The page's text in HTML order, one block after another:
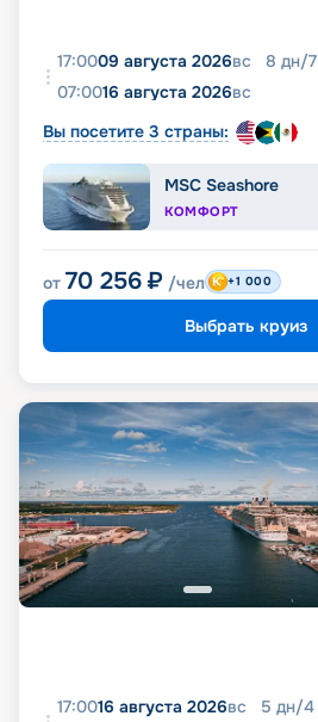
17:0009 августа 2026вс 8 дн/7
07:0016 августа 2026вс
Вы посетите 3 страны:
MSC Seashore
КОМФОРТ
от 70 256 ₽ /чел +1 000
Выбрать круиз
17:0016 августа 2026вс 5 дн/4